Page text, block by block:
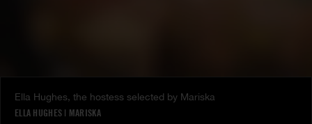
Ella Hughes, the hostess selected by Mariska
ELLA HUGHES | MARISKA